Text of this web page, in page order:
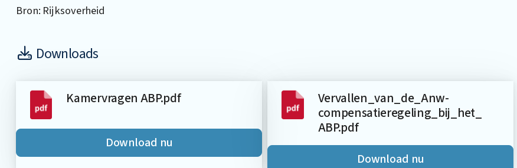
Bron: Rijksoverheid
Downloads
Kamervragen ABP.pdf
Download nu
Vervallen_van_de_Anw-
compensatieregeling_bij_het_
ABP.pdf
Download nu